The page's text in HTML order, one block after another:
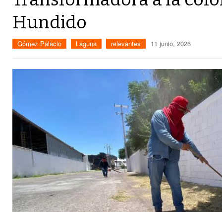
Hundido
Gómez Palacio Laguna relevantes 11 junio, 2026